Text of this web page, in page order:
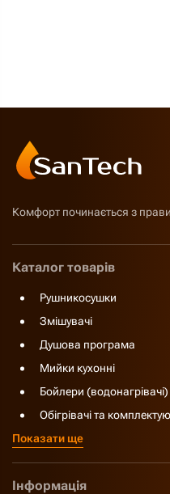
Комфорт починається з
Каталог товарів
Рушникосушки
Змішувачі
Душова програма
Мийки кухонні
Бойлери (водонагрівачі)
Обігрівачі та
Показати ще
Інформація